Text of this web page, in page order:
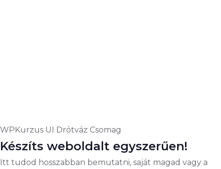
WPKurzus UI Drótváz Csomag
Készíts weboldalt egyszerűen!
Itt tudod hosszabban bemutatni, saját magad vagy a